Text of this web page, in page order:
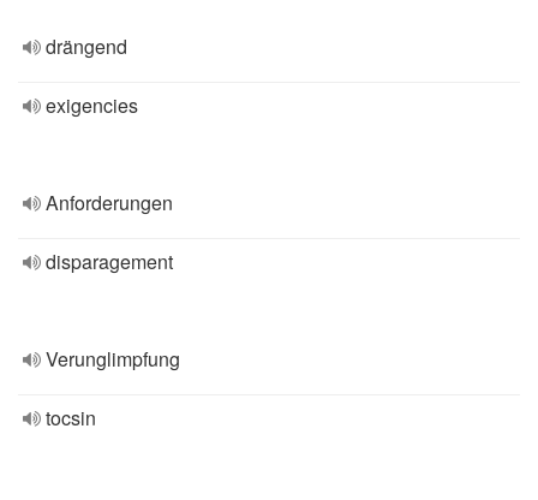
drängend
exigencies
Anforderungen
disparagement
Verunglimpfung
tocsin